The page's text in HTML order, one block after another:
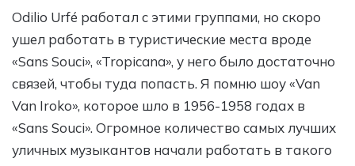
Odilio Urfé работал с этими группами, но скоро
ушел работать в туристические места вроде
«Sans Souci», «Tropicana», у него было достаточно
связей, чтобы туда попасть. Я помню шоу «Van
Van Iroko», которое шло в 1956-1958 годах в
«Sans Souci». Огромное количество самых лучших
уличных музыкантов начали работать в такого